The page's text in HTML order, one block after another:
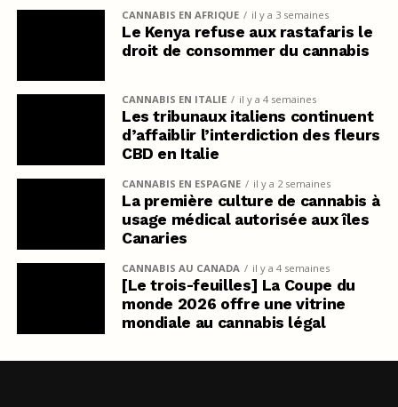
CANNABIS EN AFRIQUE il y a 3 semaines
Le Kenya refuse aux rastafaris le
droit de consommer du cannabis
CANNABIS EN ITALIE il y a 4 semaines
Les tribunaux italiens continuent
d’affaiblir l’interdiction des fleurs
CBD en Italie
CANNABIS EN ESPAGNE il y a 2 semaines
La première culture de cannabis à
usage médical autorisée aux îles
Canaries
CANNABIS AU CANADA il y a 4 semaines
[Le trois-feuilles] La Coupe du
monde 2026 offre une vitrine
mondiale au cannabis légal